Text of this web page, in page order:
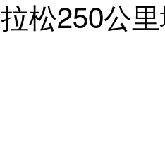
拉松250公